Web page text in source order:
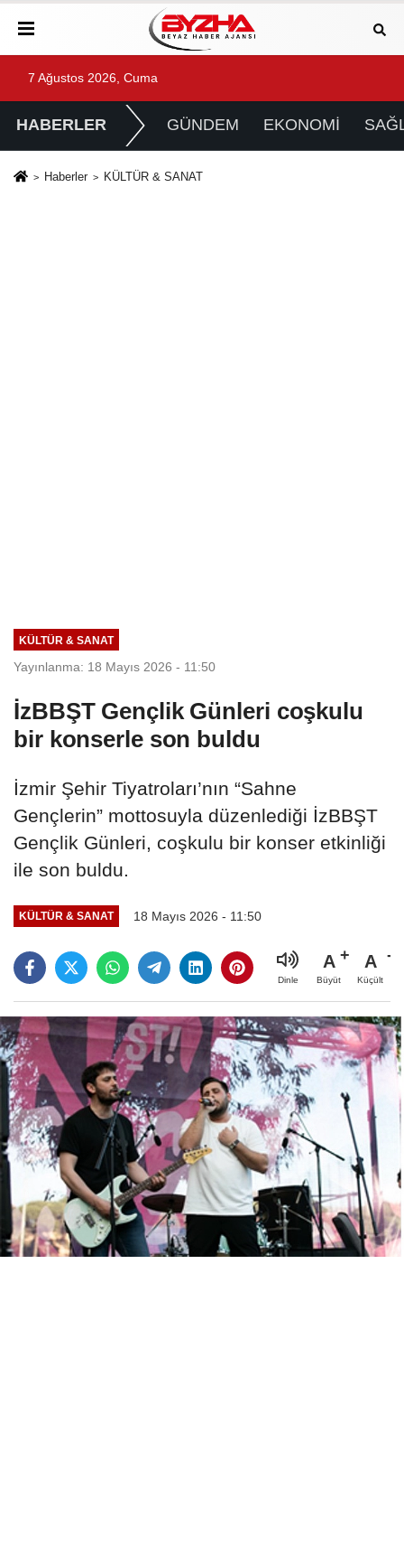
7 Ağustos 2026, Cuma
HABERLER GÜNDEM EKONOMİ
Haberler KÜLTÜR & SANAT
KÜLTÜR & SANAT
Yayınlanma: 18 Mayıs 2026 - 11:50
İzBBŞT Gençlik Günleri coşkulu
bir konserle son buldu
İzmir Şehir Tiyatroları’nın “Sahne
Gençlerin” mottosuyla düzenlediği İzBBŞT
Gençlik Günleri, coşkulu bir konser etkinliği
ile son buldu.
KÜLTÜR & SANAT 18 Mayıs 2026 - 11:50
Dinle
A
Büyüt
A
Küçült